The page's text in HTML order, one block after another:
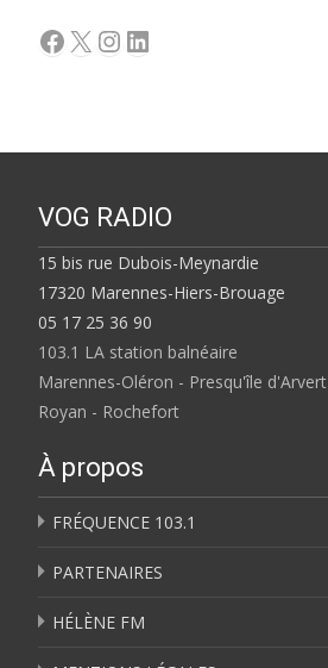
Facebook
X Instagram
LinkedIn
VOG RADIO
15 bis rue Dubois-Meynardie
17320 Marennes-Hiers-Brouage
05 17 25 36 90
103.1 LA station balnéaire
Marennes-Oléron - Presqu'île d'Arvert
Royan - Rochefort
À propos
FRÉQUENCE 103.1
PARTENAIRES
HÉLÈNE FM